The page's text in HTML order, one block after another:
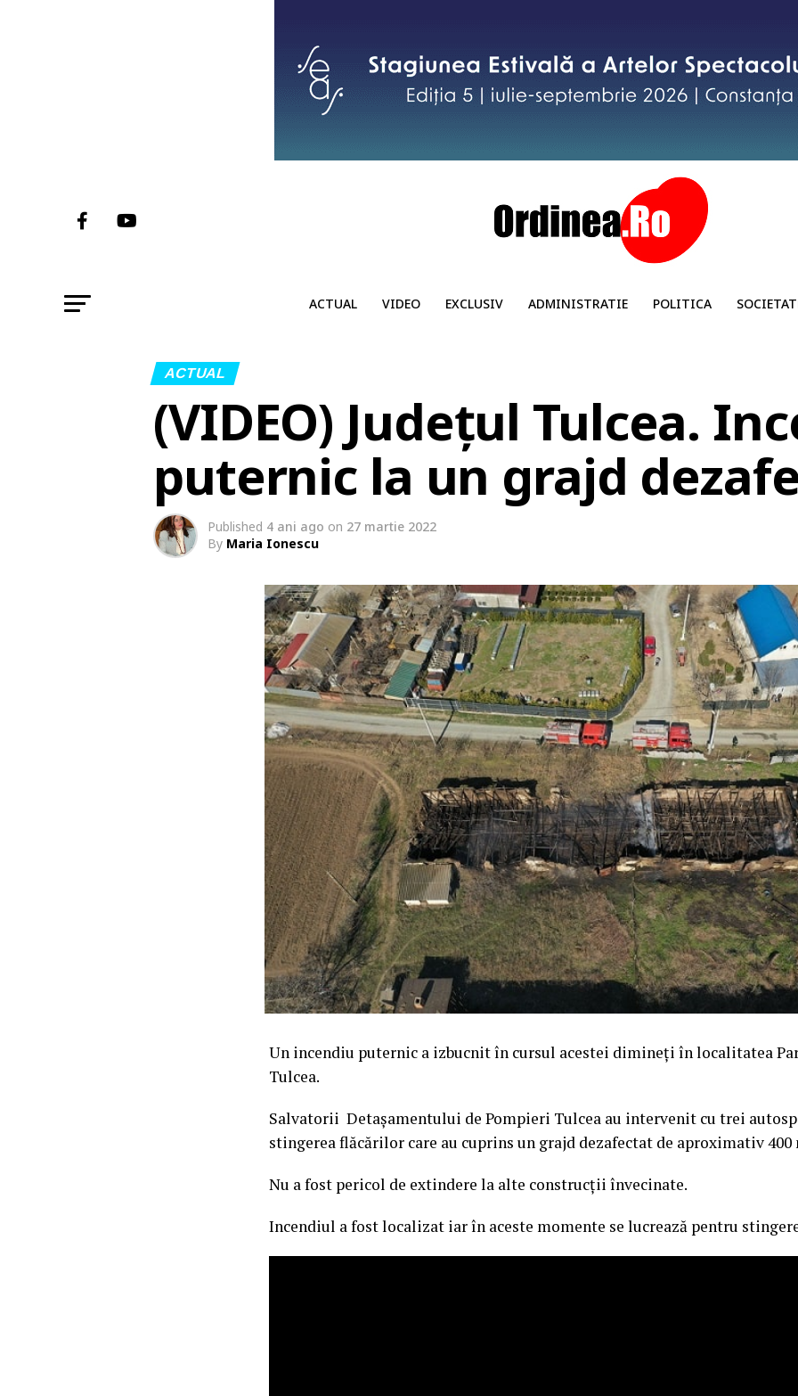
ACTUAL VIDEO EXCLUSIV ADMINISTRATIE POLITICA
ACTUAL
(VIDEO) Județul Tulcea.
puternic la un grajd
Published 4 ani ago on 27 martie 2022
By Maria Ionescu
Un incendiu puternic a izbucnit în cursul acestei dimineți în localitatea
Tulcea.
Salvatorii Detașamentului de Pompieri Tulcea au intervenit cu trei
stingerea flăcărilor care au cuprins un grajd dezafectat de aproximativ 400
Nu a fost pericol de extindere la alte construcții învecinate.
Incendiul a fost localizat iar în aceste momente se lucrează pentru